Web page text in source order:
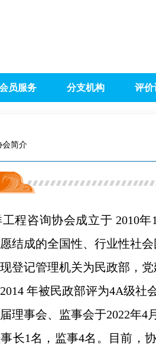
员服务 分支机构 评价
会简介
程咨询协会成立于 2010
结成的全国性、行业性社
登记管理机关为民政部，
年被民政部评为4A级社
理事会、监事会于2022年4
长1名，监事4名。目前，